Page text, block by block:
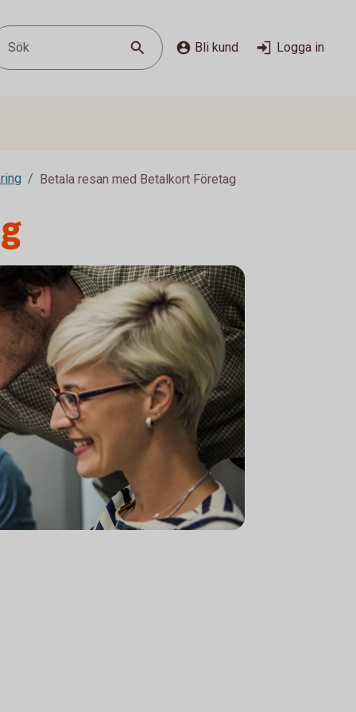
Sök Bli kund Logga in
Betala resan med Betalkort Företag